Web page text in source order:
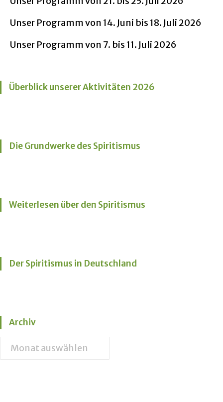
Unser Programm von 14. Juni bis 18. Juli 2026
Unser Programm von 7. bis 11. Juli 2026
Überblick unserer Aktivitäten 2026
Die Grundwerke des Spiritismus
Weiterlesen über den Spiritismus
Der Spiritismus in Deutschland
Archiv